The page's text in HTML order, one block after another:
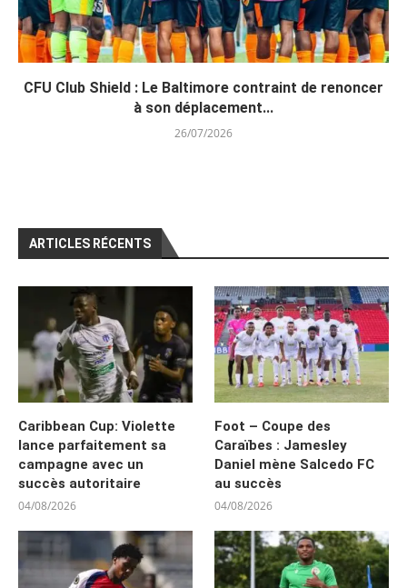
CFU Club Shield : Le Baltimore contraint de renoncer
à son déplacement...
26/07/2026
ARTICLES RÉCENTS
Caribbean Cup: Violette
lance parfaitement sa
campagne avec un
succès autoritaire
04/08/2026
Foot – Coupe des
Caraïbes : Jamesley
Daniel mène Salcedo FC
au succès
04/08/2026